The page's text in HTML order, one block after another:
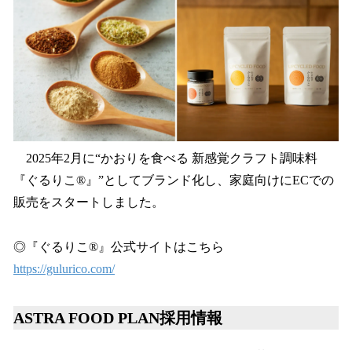
2025年2月に“かおりを食べる 新感覚クラフト調味料
『ぐるりこ®』”としてブランド化し、家庭向けにECでの
販売をスタートしました。
◎『ぐるりこ®』公式サイトはこちら
https://gulurico.com/
ASTRA FOOD PLAN採用情報